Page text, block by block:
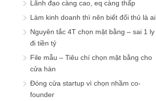
Lãnh đạo càng cao, eq càng thấp
Làm kinh doanh thì nên biết đối thủ là ai
Nguyên tắc 4T chọn mặt bằng – sai 1 ly
đi tiền tỷ
File mẫu – Tiêu chí chọn mặt bằng cho
cửa hàn
Đóng cửa startup vì chọn nhầm co-
founder